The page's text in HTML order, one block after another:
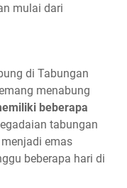
mulai dari
di Tabungan
menabung
beberapa
tabungan
emas
beberapa hari di